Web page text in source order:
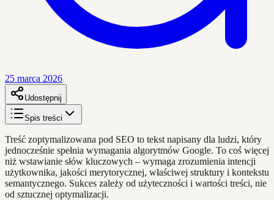
25 marca 2026
Udostępnij
Spis treści
Treść zoptymalizowana pod SEO to tekst napisany dla ludzi, który
jednocześnie spełnia wymagania algorytmów Google. To coś więcej
niż wstawianie słów kluczowych – wymaga zrozumienia intencji
użytkownika, jakości merytorycznej, właściwej struktury i kontekstu
semantycznego. Sukces zależy od użyteczności i wartości treści, nie
od sztucznej optymalizacji.